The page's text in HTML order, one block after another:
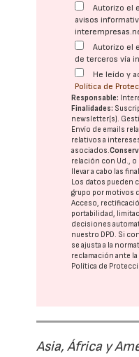
Autorizo el
avisos
Autorizo el
de terceros vía
He leído y
Política de
Responsable:
Finalidades:
newsletter(s).
Envío de emails
relativos a
asociados.
relación con Ud., o
llevar a cabo las
Los datos pueden
grupo por motivos
Acceso,
portabilidad,
decisiones
nuestro DPD. Si
se ajusta a la
reclamación ante la
Política de
Asia, África y